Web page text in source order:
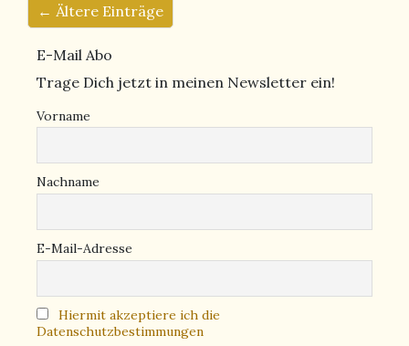
← Ältere Einträge
E-Mail Abo
Trage Dich jetzt in meinen Newsletter ein!
Vorname
Nachname
E-Mail-Adresse
Hiermit akzeptiere ich die
Datenschutzbestimmungen